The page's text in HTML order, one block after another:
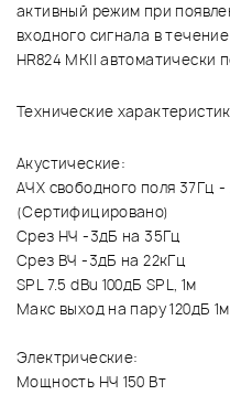
активный режим при
входного сигнала в
HR824 MKII автоматически
Технические
Акустические:
АЧХ свободного поля 37Гц -
(Сертифицировано)
Срез НЧ -3дБ на 35Гц
Срез ВЧ -3дБ на 22кГц
SPL 7.5 dBu 100дБ SPL, 1м
Макс выход на пару 120дБ 1м
Электрические:
Мощность НЧ 150 Вт